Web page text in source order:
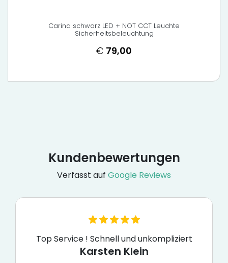
Carina schwarz LED + NOT CCT Leuchte
Sicherheitsbeleuchtung
€ 79,00
Kundenbewertungen
Verfasst auf Google Reviews
Top Service ! Schnell und unkompliziert
Karsten Klein